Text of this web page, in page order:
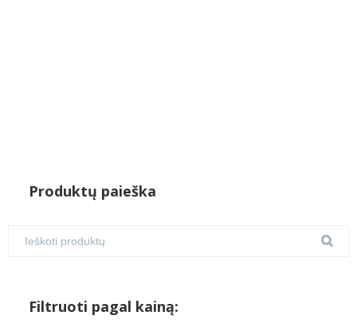
Produktų paieška
Filtruoti pagal kainą: